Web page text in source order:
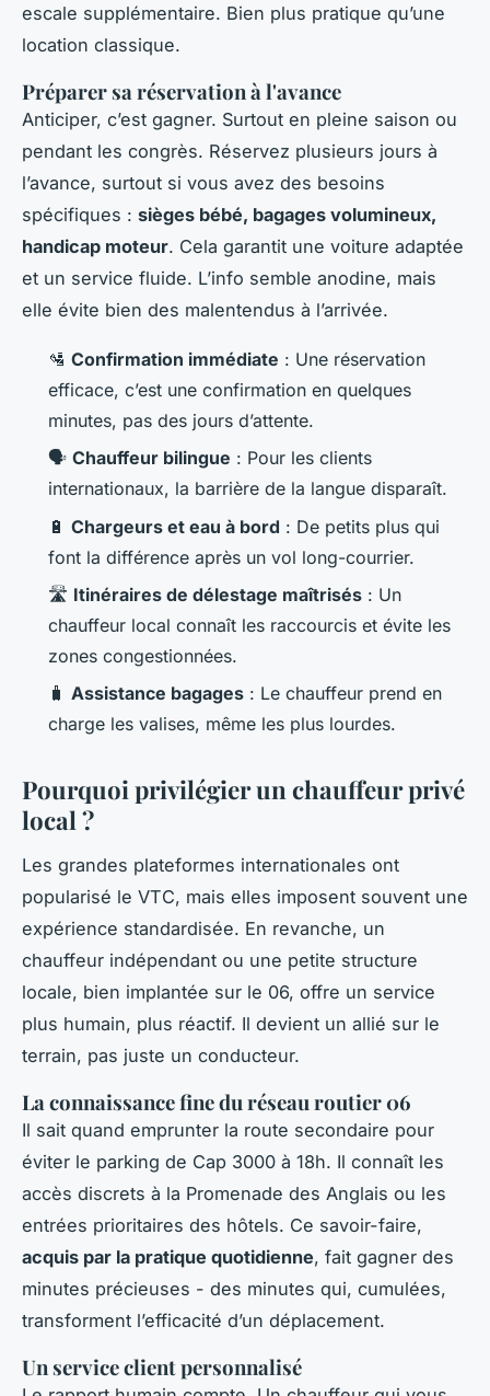
escale supplémentaire. Bien plus pratique qu’une
location classique.
Préparer sa réservation à l'avance
Anticiper, c’est gagner. Surtout en pleine saison ou
pendant les congrès. Réservez plusieurs jours à
l’avance, surtout si vous avez des besoins
spécifiques : sièges bébé, bagages volumineux,
handicap moteur. Cela garantit une voiture adaptée
et un service fluide. L’info semble anodine, mais
elle évite bien des malentendus à l’arrivée.
🛂 Confirmation immédiate : Une réservation
efficace, c’est une confirmation en quelques
minutes, pas des jours d’attente.
🗣️ Chauffeur bilingue : Pour les clients
internationaux, la barrière de la langue disparaît.
🔋 Chargeurs et eau à bord : De petits plus qui
font la différence après un vol long-courrier.
🛣️ Itinéraires de délestage maîtrisés : Un
chauffeur local connaît les raccourcis et évite les
zones congestionnées.
🧳 Assistance bagages : Le chauffeur prend en
charge les valises, même les plus lourdes.
Pourquoi privilégier un chauffeur privé
local ?
Les grandes plateformes internationales ont
popularisé le VTC, mais elles imposent souvent une
expérience standardisée. En revanche, un
chauffeur indépendant ou une petite structure
locale, bien implantée sur le 06, offre un service
plus humain, plus réactif. Il devient un allié sur le
terrain, pas juste un conducteur.
La connaissance fine du réseau routier 06
Il sait quand emprunter la route secondaire pour
éviter le parking de Cap 3000 à 18h. Il connaît les
accès discrets à la Promenade des Anglais ou les
entrées prioritaires des hôtels. Ce savoir-faire,
acquis par la pratique quotidienne, fait gagner des
minutes précieuses - des minutes qui, cumulées,
transforment l’efficacité d’un déplacement.
Un service client personnalisé